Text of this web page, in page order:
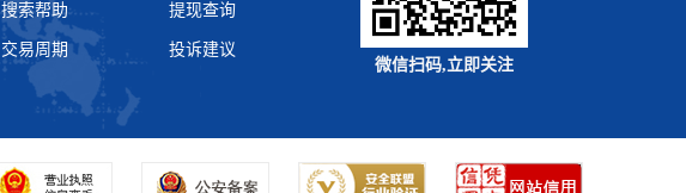
搜索帮助
交易周期
提现查询
投诉建议
微信扫码,立即关注